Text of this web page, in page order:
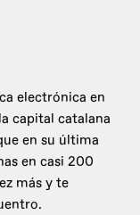
electrónica en
capital catalana
en su última
en casi 200
más y te